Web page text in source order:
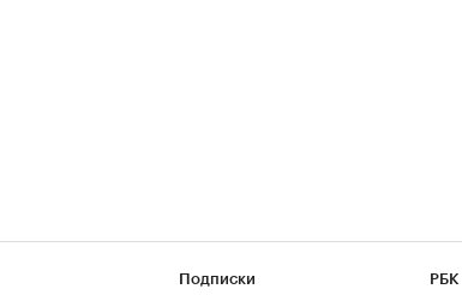
Подписки РБК